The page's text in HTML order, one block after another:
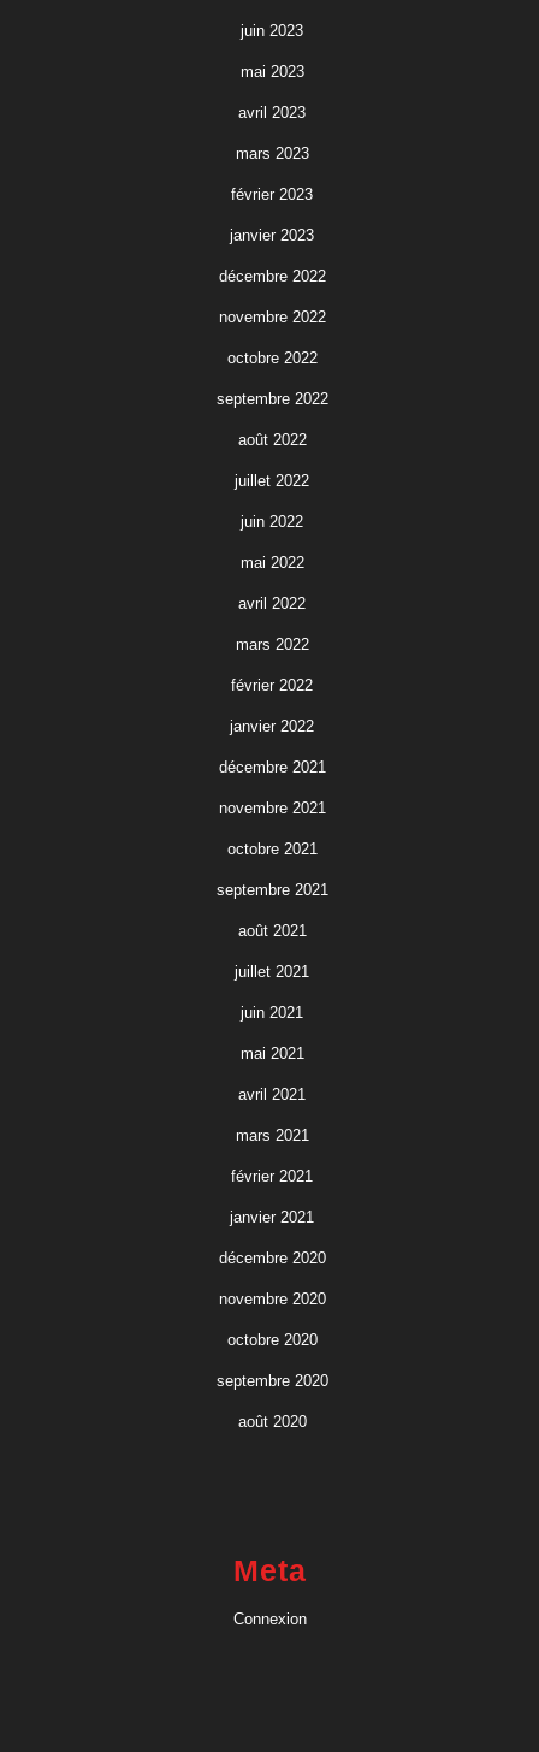
juin 2023
mai 2023
avril 2023
mars 2023
février 2023
janvier 2023
décembre 2022
novembre 2022
octobre 2022
septembre 2022
août 2022
juillet 2022
juin 2022
mai 2022
avril 2022
mars 2022
février 2022
janvier 2022
décembre 2021
novembre 2021
octobre 2021
septembre 2021
août 2021
juillet 2021
juin 2021
mai 2021
avril 2021
mars 2021
février 2021
janvier 2021
décembre 2020
novembre 2020
octobre 2020
septembre 2020
août 2020
Meta
Connexion